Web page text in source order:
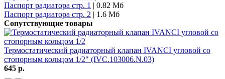
Паспорт радиатора стр. 1 | 0.82 Мб
Паспорт радиатора стр. 2 | 1.6 Мб
Сопутствующие товары
Термостатический радиаторный клапан IVANCI угловой со
стопорным кольцом 1/2" (IVC.103006.N.03)
645 р.